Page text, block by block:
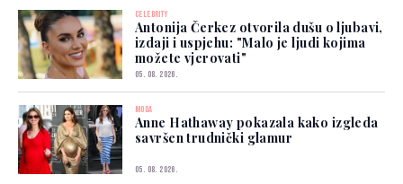
CELEBRITY
Antonija Čerkez otvorila dušu o ljubavi,
izdaji i uspjehu: "Malo je ljudi kojima
možete vjerovati"
05. 08. 2026.
MODA
Anne Hathaway pokazala kako izgleda
savršen trudnički glamur
05. 08. 2026.